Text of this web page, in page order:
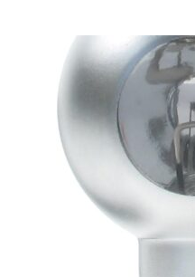
Fototryck
Rädda dina raderade bilder
Skyltmaterial / Gatupratare
ID/ Körkort / Visumfoto